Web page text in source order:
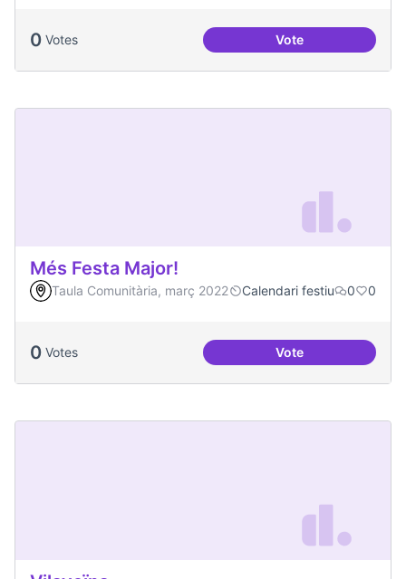
0 Votes VoteDinàmiques
Més Festa Major!
Taula Comunitària, març 2022 Calendari festiu 0 0
0 Votes VoteMés Festa Major!